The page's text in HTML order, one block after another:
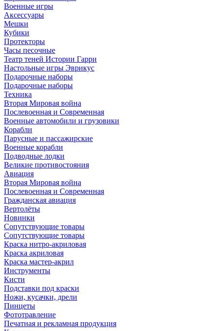
Военные игры
Аксессуары
Мешки
Кубики
Протекторы
Часы песочные
Театр теней Истории Гарри
Настольные игры Эврикус
Подарочные наборы
Подарочные наборы
Техника
Вторая Мировая война
Послевоенная и Современная
Военные автомобили и грузовики
Корабли
Парусные и пассажирские
Военные корабли
Подводные лодки
Великие противостояния
Авиация
Вторая Мировая война
Послевоенная и Современная
Гражданская авиация
Вертолёты
Новинки
Сопутствующие товары
Сопутствующие товары
Краска нитро-акриловая
Краска акриловая
Краска мастер-акрил
Инструменты
Кисти
Подставки под краски
Ножи, кусачки, дрели
Пинцеты
Фототравление
Печатная и рекламная продукция